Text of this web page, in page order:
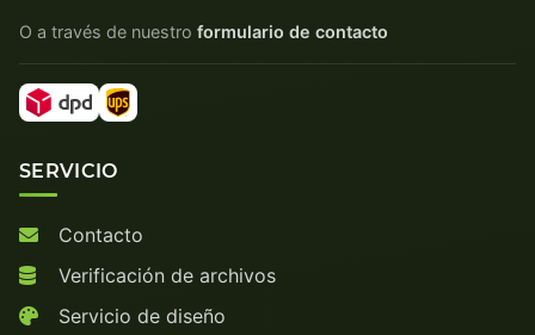
O a través de nuestro formulario de contacto
SERVICIO
Contacto
Verificación de archivos
Servicio de diseño